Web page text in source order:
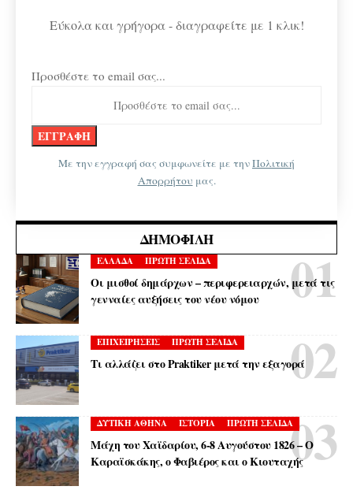
Εύκολα και γρήγορα - διαγραφείτε με 1 κλικ!
Προσθέστε το email σας...
Με την εγγραφή σας συμφωνείτε με τηνΠολιτική
Απορρήτου μας.
ΔΗΜΟΦΙΛΉ
ΕΛΛΑΔΑ ΠΡΩΤΗ ΣΕΛΙΔΑ
Οι μισθοί δημάρχων – περιφερειαρχών, μετά τις
γενναίες αυξήσεις του νέου νόμου
ΕΠΙΧΕΙΡΗΣΕΙΣ ΠΡΩΤΗ ΣΕΛΙΔΑ
Τι αλλάζει στο Praktiker μετά την εξαγορά
ΔΥΤΙΚΗ ΑΘΗΝΑ ΙΣΤΟΡΙΑ ΠΡΩΤΗ ΣΕΛΙΔΑ
Μάχη του Χαϊδαρίου, 6-8 Αυγούστου 1826 – Ο
Καραϊσκάκης, ο Φαβιέρος και ο Κιουταχής